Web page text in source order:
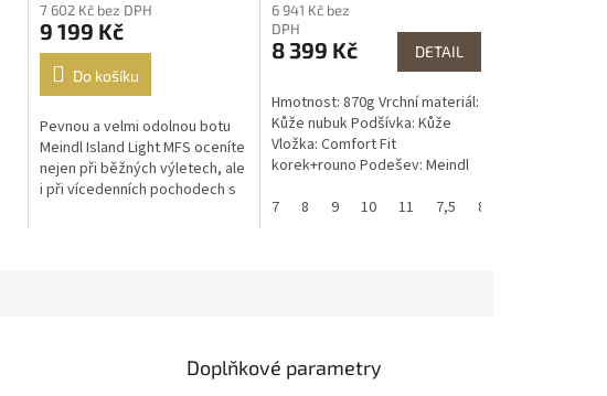
7 602 Kč bez DPH
9 199 Kč
Do košíku
Pevnou a velmi odolnou botu
Meindl Island Light MFS oceníte
nejen při běžných výletech, ale
i při vícedenních pochodech s
6 941 Kč bez
DPH
8 399 Kč DETAIL
Hmotnost: 870g Vrchní materiál:
Kůže nubuk Podšívka: Kůže
Vložka: Comfort Fit
korek+rouno Podešev: Meindl
7
8 9 10 11 7,5 8,5
Doplňkové parametry